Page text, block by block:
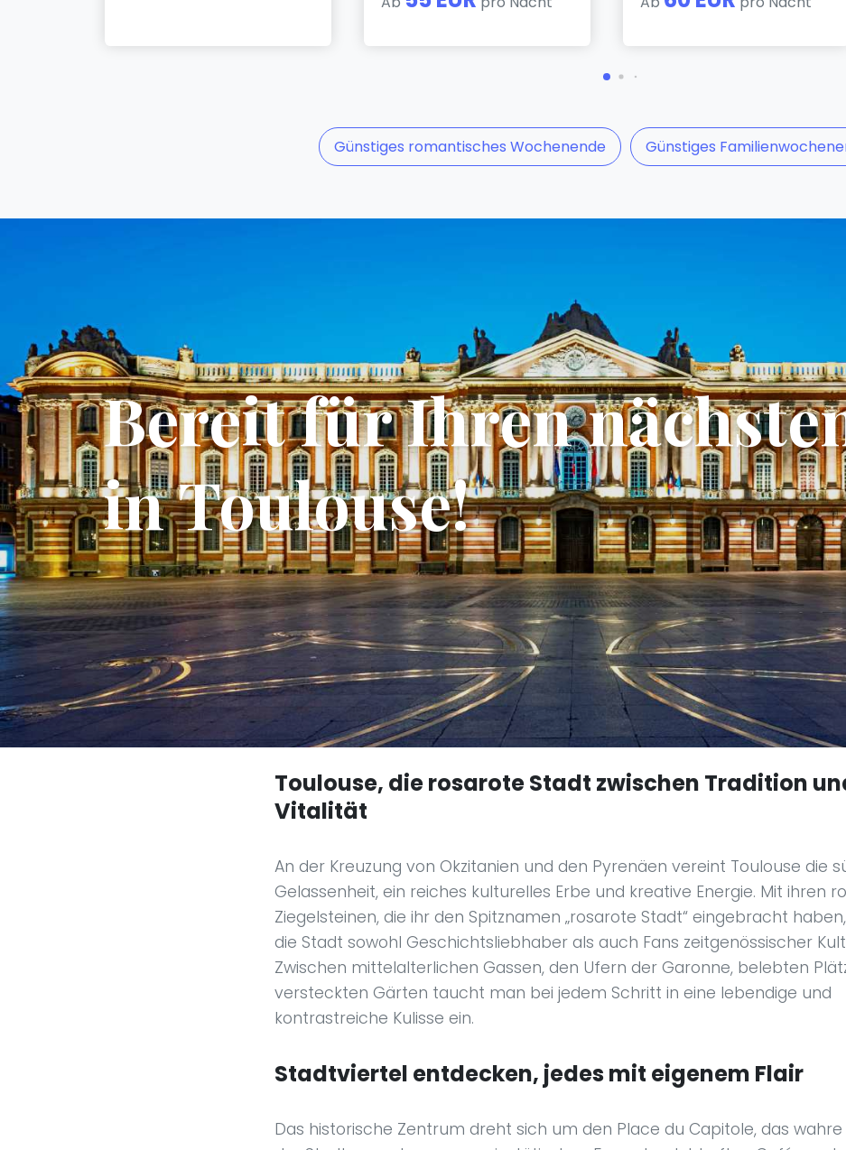
Günstiges romantisches Wochenende Günstiges
Bereit für Ihren
in Toulouse!
Toulouse, die rosarote Stadt zwischen Tradition
Vitalität
An der Kreuzung von Okzitanien und den Pyrenäen vereint Toulouse die
Gelassenheit, ein reiches kulturelles Erbe und kreative Energie. Mit ihren
Ziegelsteinen, die ihr den Spitznamen „rosarote Stadt“ eingebracht
die Stadt sowohl Geschichtsliebhaber als auch Fans zeitgenössischer
Zwischen mittelalterlichen Gassen, den Ufern der Garonne, belebten
versteckten Gärten taucht man bei jedem Schritt in eine lebendige und
kontrastreiche Kulisse ein.
Stadtviertel entdecken, jedes mit eigenem Flair
Das historische Zentrum dreht sich um den Place du Capitole, das